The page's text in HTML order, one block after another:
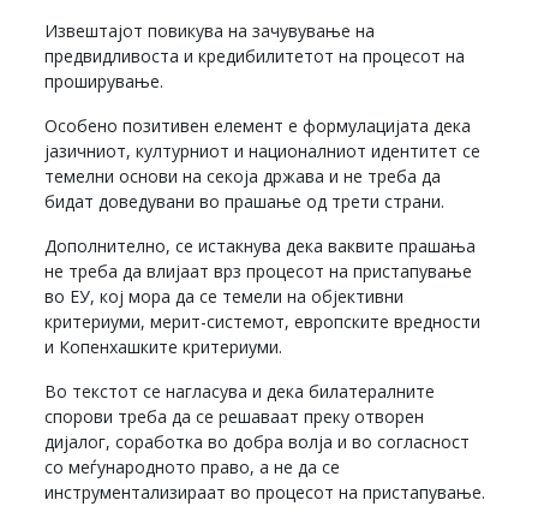
Извештајот повикува на зачувување на
предвидливоста и кредибилитетот на процесот на
проширување.
Особено позитивен елемент е формулацијата дека
јазичниот, културниот и националниот идентитет се
темелни основи на секоја држава и не треба да
бидат доведувани во прашање од трети страни.
Дополнително, се истакнува дека ваквите прашања
не треба да влијаат врз процесот на пристапување
во ЕУ, кој мора да се темели на објективни
критериуми, мерит-системот, европските вредности
и Копенхашките критериуми.
Во текстот се нагласува и дека билатералните
спорови треба да се решаваат преку отворен
дијалог, соработка во добра волја и во согласност
со меѓународното право, а не да се
инструментализираат во процесот на пристапување.